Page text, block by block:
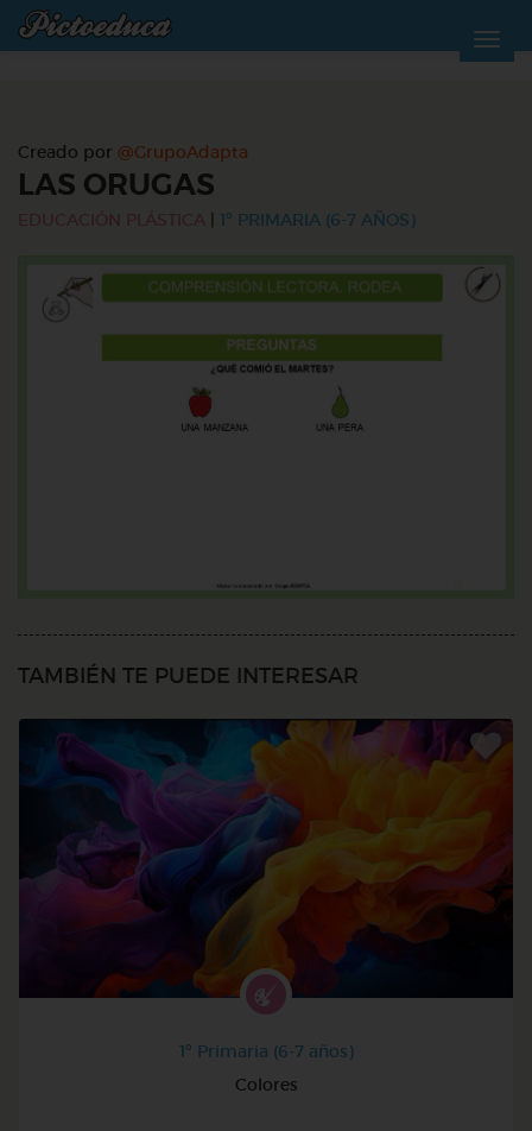
Creado por @GrupoAdapta
LAS ORUGAS
EDUCACIÓN PLÁSTICA 1º PRIMARIA (6-7 AÑOS)
TAMBIÉN TE PUEDE INTERESAR
1º Primaria (6-7 años)
Colores